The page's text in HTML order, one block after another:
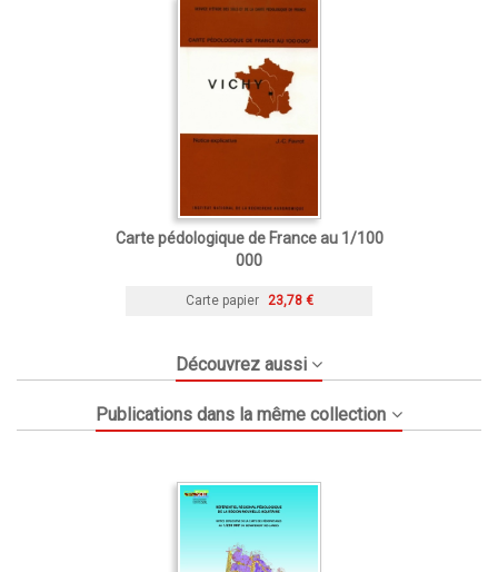
Carte pédologique de France au 1/100
000
Carte papier 23,78 €
Découvrez aussi
Publications dans la même collection